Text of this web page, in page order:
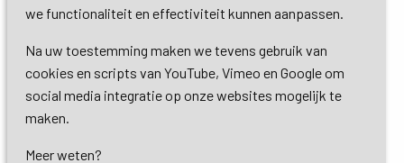
we functionaliteit en effectiviteit kunnen aanpassen.
Na uw toestemming maken we tevens gebruik van
cookies en scripts van YouTube, Vimeo en Google om
social media integratie op onze websites mogelijk te
maken.
Meer weten?
Copyright 2026 © Sijben & Partners